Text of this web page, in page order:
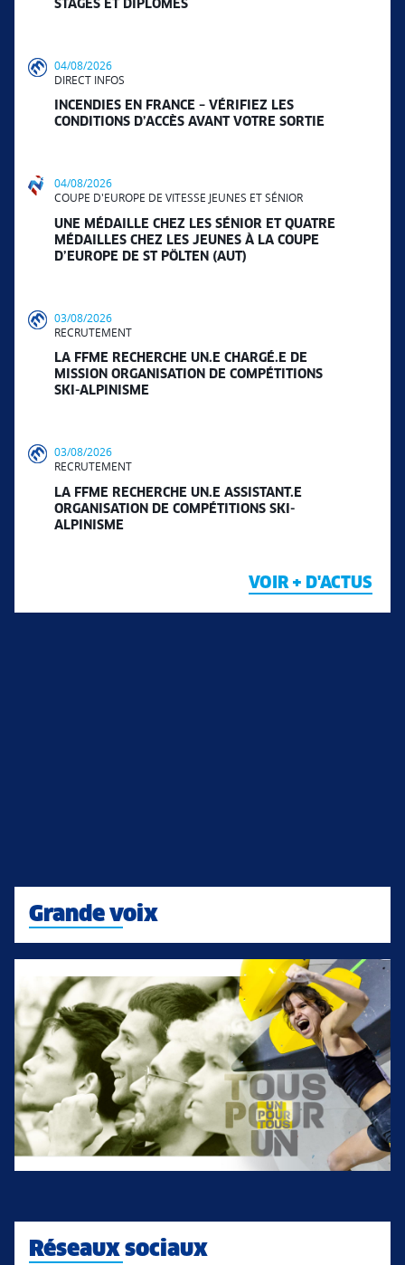
STAGES ET DIPLÔMES
04/08/2026
DIRECT INFOS
INCENDIES EN FRANCE – VÉRIFIEZ LES
CONDITIONS D’ACCÈS AVANT VOTRE SORTIE
04/08/2026
COUPE D'EUROPE DE VITESSE JEUNES ET SÉNIOR
UNE MÉDAILLE CHEZ LES SÉNIOR ET QUATRE
MÉDAILLES CHEZ LES JEUNES À LA COUPE
D’EUROPE DE ST PÖLTEN (AUT)
03/08/2026
RECRUTEMENT
LA FFME RECHERCHE UN.E CHARGÉ.E DE
MISSION ORGANISATION DE COMPÉTITIONS
SKI-ALPINISME
03/08/2026
RECRUTEMENT
LA FFME RECHERCHE UN.E ASSISTANT.E
ORGANISATION DE COMPÉTITIONS SKI-
ALPINISME
VOIR + D'ACTUS
Grande voix
Réseaux sociaux